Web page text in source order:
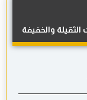
والخفيفة